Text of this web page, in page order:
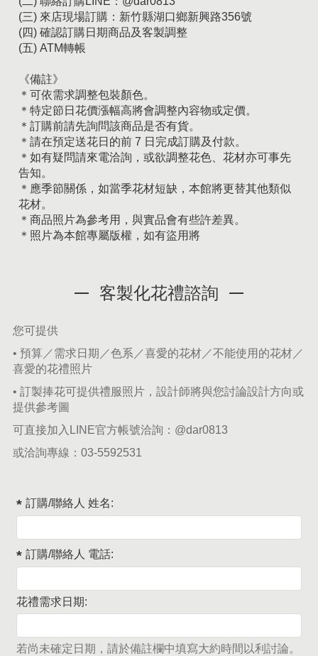
(三) 來店現場訂購：新竹縣湖口鄉新興路356號
(四) 確認訂購日期商品及客製調整
(五) ATM轉帳
《備註》
＊可依需求調整包裝顏色。
＊特定節日花價漲幅高將會調整內容物或定價。
＊訂購前請先詢問該商品是否有貨。
＊請在預定送花日的前 7 日完成訂購及付款。
＊如有疑問請來電洽詢，或欲調整花色、花材亦可事先
告知。
＊應季節關係，如當季花材短缺，本館將更替其他類似
花材。
＊商品照片為參考用，與實品會有些許差異。
＊照片為本館專屬版權，如有盜用將
客製化花禮諮詢
您可提供
• 預算／需求日期／色系／喜愛的花材／不能使用的花材／
喜愛的花禮照片
• 訂製捧花可提供禮服照片，設計師將與您討論設計方向或
提供參考圖
可直接加入LINE官方帳號洽詢： @dar0813
或洽詢專線： 03-5592531
訂購/聯絡人 姓名:
訂購/聯絡人 電話:
花禮需求日期:
若尚未確定日期，請於備註欄中填寫大約時間以利討論。